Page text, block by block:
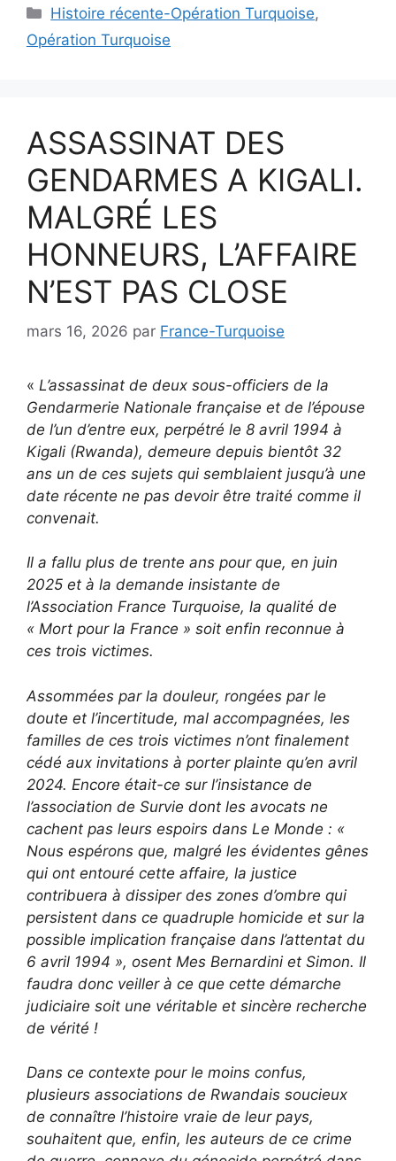
Catégories
Histoire récente-Opération Turquoise,
Opération Turquoise
ASSASSINAT DES
GENDARMES A KIGALI.
MALGRÉ LES
HONNEURS, L’AFFAIRE
N’EST PAS CLOSE
mars 16, 2026 par France-Turquoise
« L’assassinat de deux sous-officiers de la
Gendarmerie Nationale française et de l’épouse
de l’un d’entre eux, perpétré le 8 avril 1994 à
Kigali (Rwanda), demeure depuis bientôt 32
ans un de ces sujets qui semblaient jusqu’à une
date récente ne pas devoir être traité comme il
convenait.
Il a fallu plus de trente ans pour que, en juin
2025 et à la demande insistante de
l’Association France Turquoise, la qualité de
« Mort pour la France » soit enfin reconnue à
ces trois victimes.
Assommées par la douleur, rongées par le
doute et l’incertitude, mal accompagnées, les
familles de ces trois victimes n’ont finalement
cédé aux invitations à porter plainte qu’en avril
2024. Encore était-ce sur l’insistance de
l’association de Survie dont les avocats ne
cachent pas leurs espoirs dans Le Monde : «
Nous espérons que, malgré les évidentes gênes
qui ont entouré cette affaire, la justice
contribuera à dissiper des zones d’ombre qui
persistent dans ce quadruple homicide et sur la
possible implication française dans l’attentat du
6 avril 1994 », osent Mes Bernardini et Simon. Il
faudra donc veiller à ce que cette démarche
judiciaire soit une véritable et sincère recherche
de vérité !
Dans ce contexte pour le moins confus,
plusieurs associations de Rwandais soucieux
de connaître l’histoire vraie de leur pays,
souhaitent que, enfin, les auteurs de ce crime